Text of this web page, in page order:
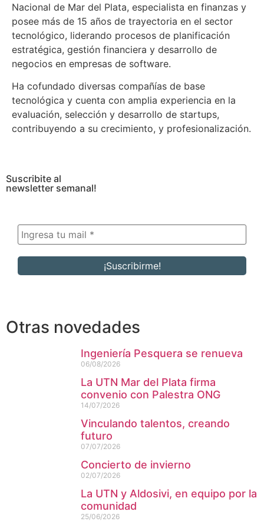
Nacional de Mar del Plata, especialista en finanzas y
posee más de 15 años de trayectoria en el sector
tecnológico, liderando procesos de planificación
estratégica, gestión financiera y desarrollo de
negocios en empresas de software.
Ha cofundado diversas compañías de base
tecnológica y cuenta con amplia experiencia en la
evaluación, selección y desarrollo de startups,
contribuyendo a su crecimiento, y profesionalización.
Suscribite al
newsletter semanal!
Otras novedades
Ingeniería Pesquera se renueva
06/08/2026
La UTN Mar del Plata firma
convenio con Palestra ONG
14/07/2026
Vinculando talentos, creando
futuro
07/07/2026
Concierto de invierno
02/07/2026
La UTN y Aldosivi, en equipo por la
comunidad
25/06/2026